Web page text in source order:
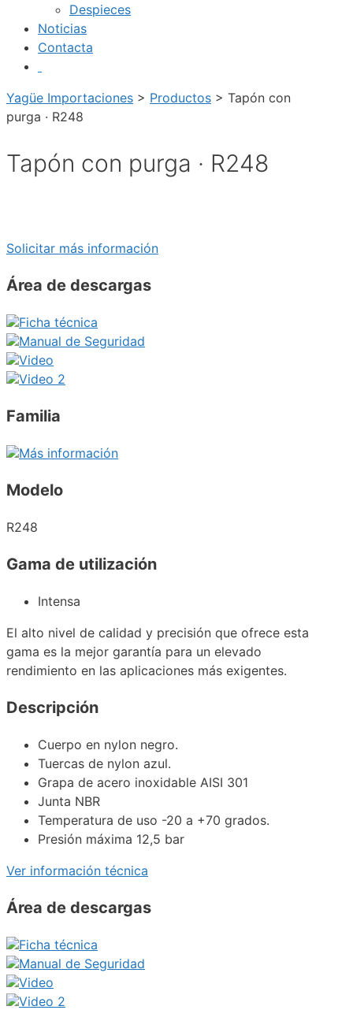
Despieces
Noticias
Contacta
Yagüe Importaciones > Productos > Tapón con
purga · R248
Tapón con purga · R248
Solicitar más información
Área de descargas
Ficha técnica
Manual de Seguridad
Video
Video 2
Familia
Más información
Modelo
R248
Gama de utilización
Intensa
El alto nivel de calidad y precisión que ofrece esta
gama es la mejor garantía para un elevado
rendimiento en las aplicaciones más exigentes.
Descripción
Cuerpo en nylon negro.
Tuercas de nylon azul.
Grapa de acero inoxidable AISI 301
Junta NBR
Temperatura de uso -20 a +70 grados.
Presión máxima 12,5 bar
Ver información técnica
Área de descargas
Ficha técnica
Manual de Seguridad
Video
Video 2